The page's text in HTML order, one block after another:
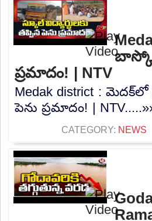
బాస్కో
ప్రమాదం! | NTV
Medak district :
పెను ప్రమాదం! |
CATEGORY: NEWS